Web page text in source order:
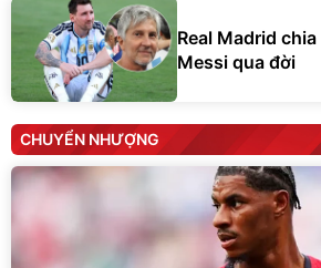
Real Madrid
Messi qua đời
CHUYỂN NHƯỢNG